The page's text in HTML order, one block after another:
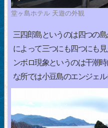
堂ヶ島ホテル 天遊の外観
三四郎島というのは四つの
によって三つにも四つにも
ンボロ現象というのは干潮
な所では小豆島のエンジェル